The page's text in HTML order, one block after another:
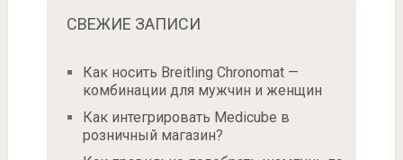
СВЕЖИЕ ЗАПИСИ
Как носить Breitling Chronomat —
комбинации для мужчин и женщин
Как интегрировать Medicube в
розничный магазин?